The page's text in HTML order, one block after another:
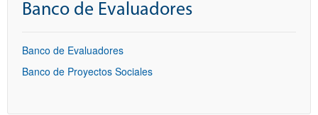
Banco de Evaluadores
Banco de Evaluadores
Banco de Proyectos Sociales